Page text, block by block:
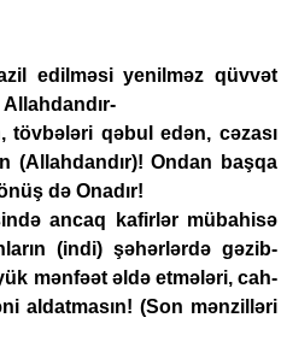
edilməsi yenilməz qüvvət
qəbul edən, cəzası
(Allahdandır)! Ondan başqa
də Onadır!
ancaq kafirlər mübahisə
(indi) şəhərlərdə gəzib-
mənfəət əldə etmələri, cah-
aldatmasın! (Son mənzilləri